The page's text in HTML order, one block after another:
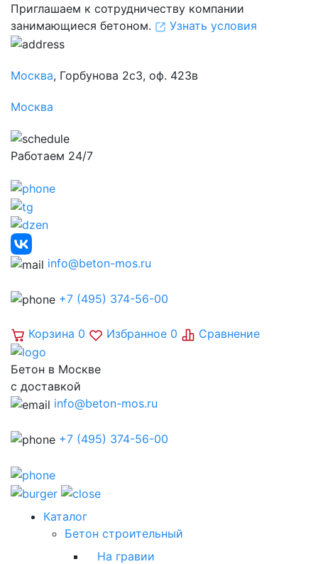
Приглашаем к сотрудничеству компании
занимающиеся бетоном.
Узнать условия
Москва, Горбунова 2с3, оф. 423в
Москва
Работаем 24/7
info@beton-mos.ru
+7 (495) 374-56-00
Корзина 0 Избранное 0 Сравнение
Бетон в Москве
с доставкой
info@beton-mos.ru
+7 (495) 374-56-00
Каталог
Бетон строительный
На гравии